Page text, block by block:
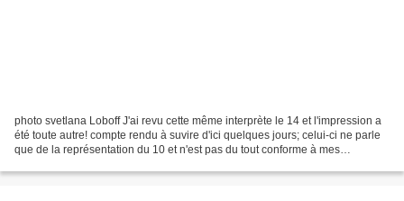
photo svetlana Loboff J'ai revu cette même interprète le 14 et l'impression a
été toute autre! compte rendu à suvire d'ici quelques jours; celui-ci ne parle
que de la représentation du 10 et n'est pas du tout conforme à mes